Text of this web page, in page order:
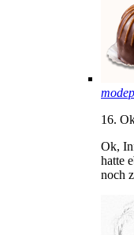
16.
Ok,
hatte
noch